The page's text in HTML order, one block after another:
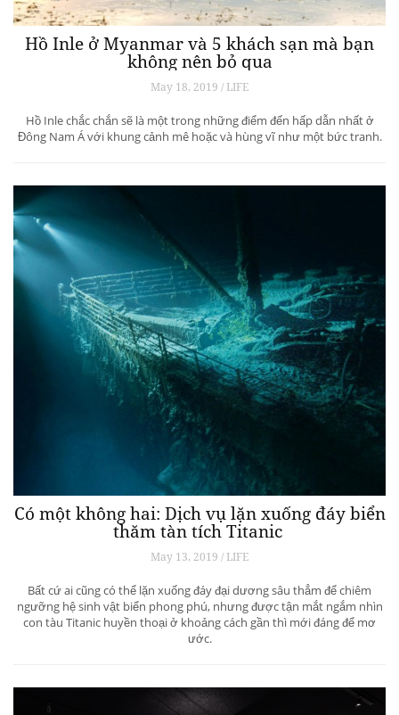
Hồ Inle ở Myanmar và 5 khách sạn mà bạn
không nên bỏ qua
May 18, 2019 / LIFE
Hồ Inle chắc chắn sẽ là một trong những điểm đến hấp dẫn nhất ở
Đông Nam Á với khung cảnh mê hoặc và hùng vĩ như một bức tranh.
Có một không hai: Dịch vụ lặn xuống đáy biển
thăm tàn tích Titanic
May 13, 2019 / LIFE
Bất cứ ai cũng có thể lặn xuống đáy đại dương sâu thẳm để chiêm
ngưỡng hệ sinh vật biển phong phú, nhưng được tận mắt ngắm nhìn
con tàu Titanic huyền thoại ở khoảng cách gần thì mới đáng để mơ
ước.